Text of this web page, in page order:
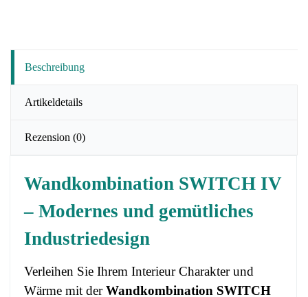
Beschreibung
Artikeldetails
Rezension (0)
Wandkombination SWITCH IV
– Modernes und gemütliches
Industriedesign
Verleihen Sie Ihrem Interieur Charakter und
Wärme mit derWandkombination SWITCH